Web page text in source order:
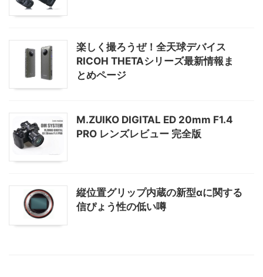
楽しく撮ろうぜ！全天球デバイス
RICOH THETAシリーズ最新情報ま
とめページ
M.ZUIKO DIGITAL ED 20mm F1.4
PRO レンズレビュー 完全版
縦位置グリップ内蔵の新型αに関する
信ぴょう性の低い噂